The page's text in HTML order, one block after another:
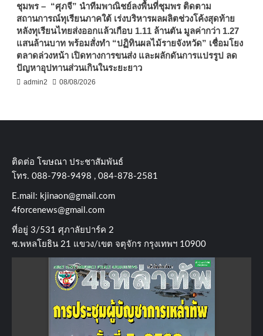
ชุมพร – “ศุภจี” นำทีมพาณิชย์ลงพื้นที่ชุมพร ติดตาม
สถานการณ์ทุเรียนภาคใต้ เร่งบริหารผลผลิตช่วงโค้งสุดท้าย
หลังทุเรียนไทยส่งออกแล้วเกือบ 1.11 ล้านตัน มูลค่ากว่า 1.27
แสนล้านบาท พร้อมสั่งทำ “ปฏิทินผลไม้รายจังหวัด” เชื่อมโยง
ตลาดล่วงหน้า เปิดทางการขนส่ง และผลักดันการแปรรูป ลด
ปัญหาอุปทานส่วนเกินในระยะยาว
admin2 08/08/2026
ติดต่อ​ โฆษณา​ ประชาสัมพันธ์
โทร​. 088-798-9498 , 084-878-2581
E.mail: kjinaon@gmail.com
4forcenews@gmail.com
ที่อยู่​ 3/531​ ศุภาลัยปาร์ค​ 2
ซ.พหลโยธิน​ 21​ แขวง/เขต​ จตุจักร​ กรุงเทพฯ 10900